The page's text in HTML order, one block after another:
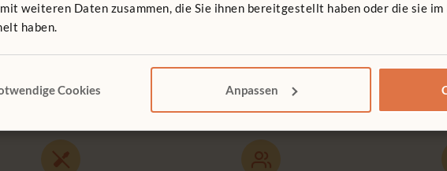
weiteren Daten zusammen, die Sie ihnen bereitgestellt haben oder die sie
haben.
Cookies Anpassen